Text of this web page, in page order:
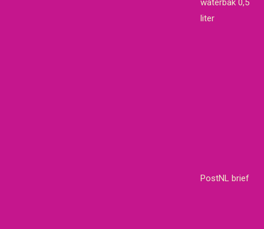
waterbak 0,5
liter
PostNL brief